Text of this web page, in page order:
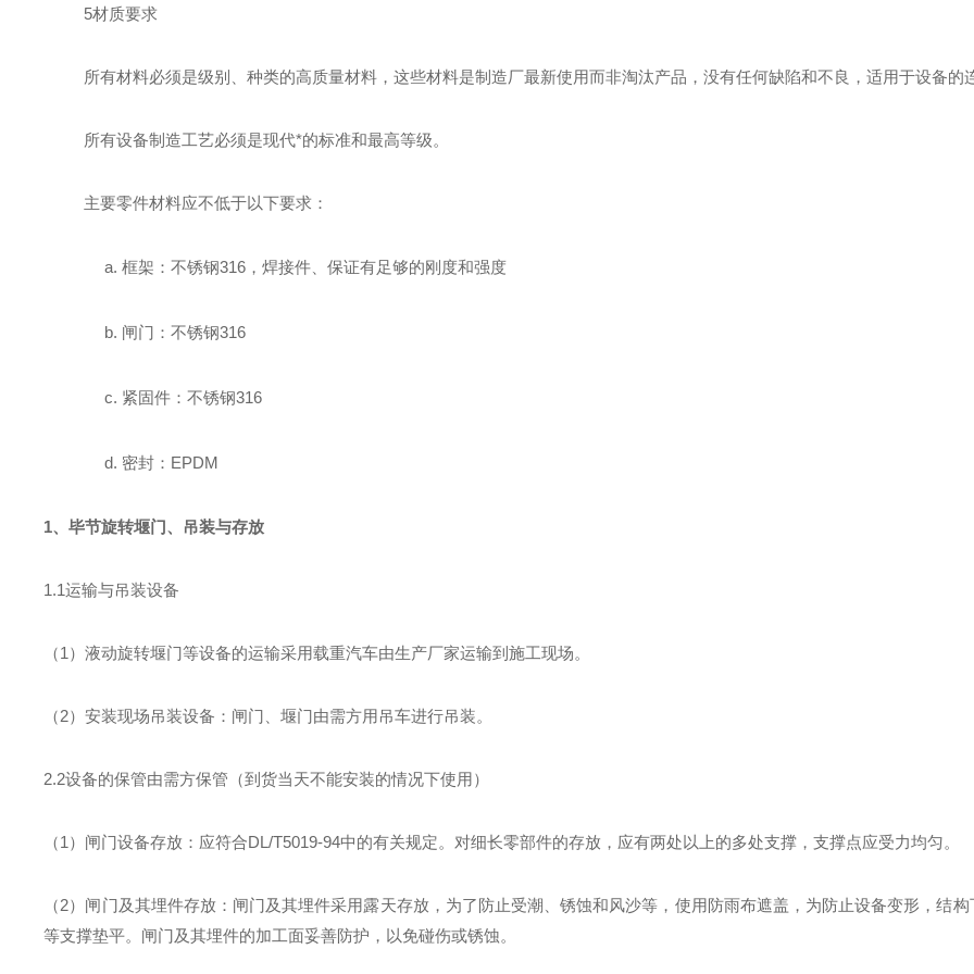
5材质要求
所有材料必须是级别、种类的高质量材料，这些材料是制造厂最新使用而非淘汰产品，没有任何缺陷和不良，适用于设备的
所有设备制造工艺必须是现代*的标准和最高等级。
主要零件材料应不低于以下要求：
a.框架：不锈钢316 ，焊接件、保证有足够的刚度和强度
b. 闸门：不锈钢316
c. 紧固件：不锈钢316
d. 密封：EPDM
1、毕节旋转堰门、吊装与存放
1.1运输与吊装设备
（1）液动旋转堰门等设备的运输采用载重汽车由生产厂家运输到施工现场。
（2）安装现场吊装设备： 闸门、堰门由需方用吊车进行吊装。
2.2设备的保管由需方保管（到货当天不能安装的情况下使用）
（1） 闸门设备存放： 应符合DL/T5019-94中的有关规定。对细长零部件的存放，应有两处以上的多处支撑，支撑点应受力均匀。
（2）闸门及其埋件存放： 闸门及其埋件采用露天存放，为了防止受潮、锈蚀和风沙等，使用防雨布遮盖，为防止设备变形，结构
等支撑垫平。闸门及其埋件的加工面妥善防护，以免碰伤或锈蚀。